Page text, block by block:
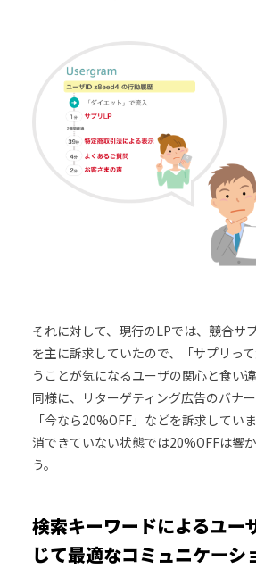
それに対して、現行のLPでは、競合サ
を主に訴求していたので、「サプリっ
うことが気になるユーザの関心と食い違
同様に、リターゲティング広告のバナ
「今なら20%OFF」などを訴求してい
消できていない状態では20%OFFは響
う。
検索キーワードによるユー
じて最適なコミュニケーシ